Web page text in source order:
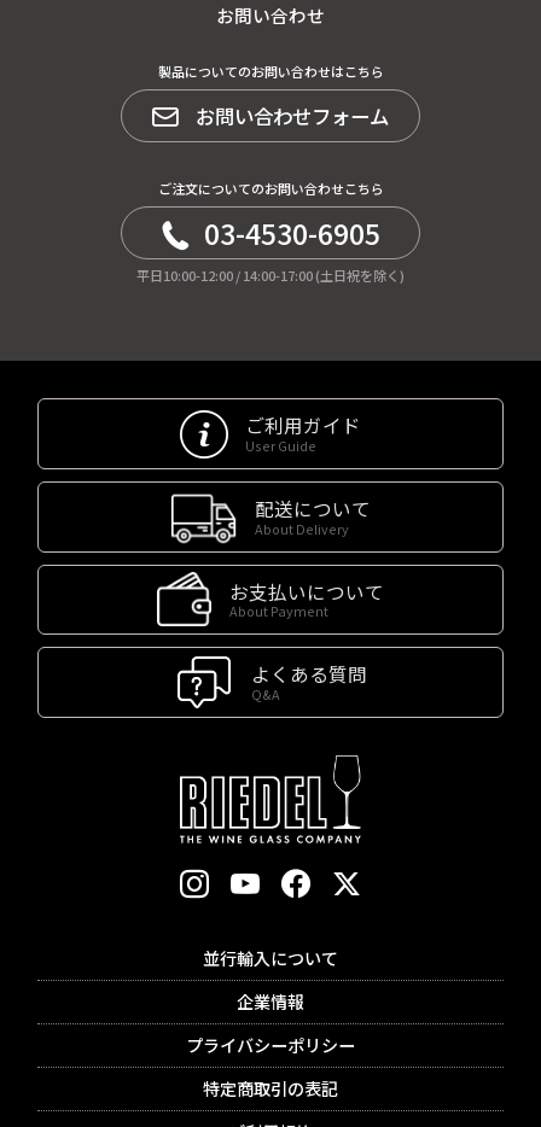
お問い合わせ
製品についてのお問い合わせはこちら
お問い合わせフォーム
ご注文についてのお問い合わせこちら
03-4530-6905
平日10:00-12:00 / 14:00-17:00 (土日祝を除く)
ご利用ガイド
User Guide
配送について
About Delivery
お支払いについて
About Payment
よくある質問
Q&A
並行輸入について
企業情報
プライバシーポリシー
特定商取引の表記